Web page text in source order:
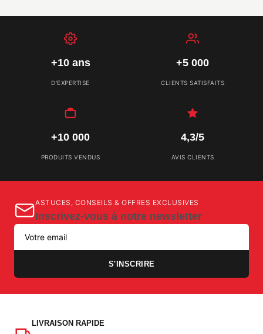
+10 ans
D'EXPERTISE
+5 000
CLIENTS SATISFAITS
+10 000
PRODUITS VENDUS
4,3/5
AVIS CLIENTS
ASTUCES, CONSEILS & OFFRES EXCLUSIVES
Inscrivez-vous à notre newsletter
S'INSCRIRE
LIVRAISON RAPIDE